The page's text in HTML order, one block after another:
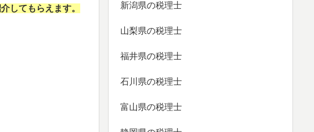
してもらえます。 新潟県の税理士
山梨県の税理士
福井県の税理士
石川県の税理士
富山県の税理士